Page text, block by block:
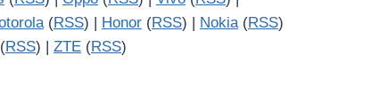
(RSS) | Honor (RSS) | Nokia(RSS)
(RSS) | ZTE (RSS)